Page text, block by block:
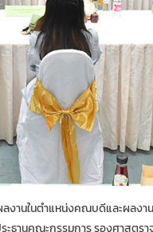
งานในตำแหน่งคณบดีและผลงา